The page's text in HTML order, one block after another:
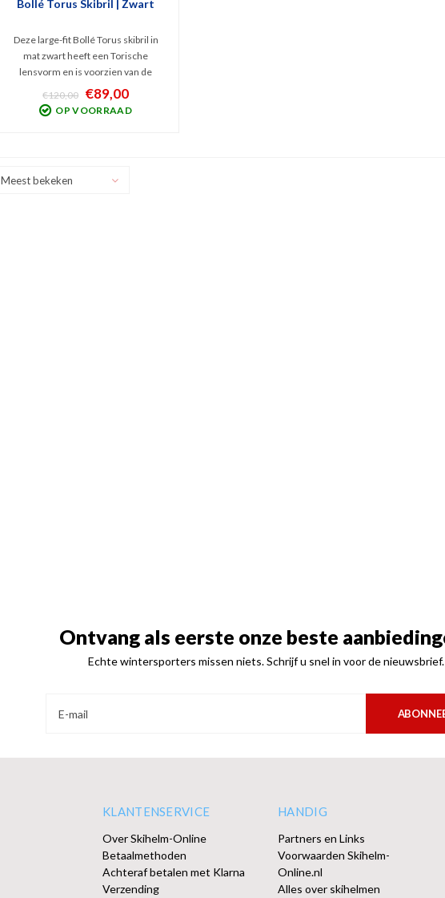
Bollé Torus Skibril | Zwart
Deze large-fit Bollé Torus skibril in
mat zwart heeft een Torische
lensvorm en is voorzien van de
contrastrijke Vermillion Gun-lens
(categorie 2). Deze lichte lens geeft
hem perfect zicht bij bewolkte tot
€120,00 €89,00
OP VOORRAAD
Meest bekeken
Ontvang als eerste onze beste
Echte wintersporters missen niets. Schrijf u snel in voor de nieuwsbrief.
KLANTENSERVICE
Over Skihelm-Online
Betaalmethoden
Achteraf betalen met Klarna
Verzending
HANDIG
Partners en Links
Voorwaarden Skihelm-
Online.nl
Alles over skihelmen